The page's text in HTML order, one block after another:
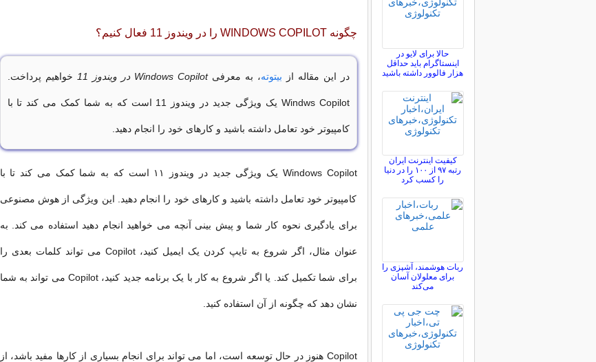
چگونه WINDOWS COPILOT را در ویندوز 11 فعال کنیم؟
در این مقاله از بیتوته، به معرفیWindows Copilot در ویندوز 11 خواهیم پرداخت.
Windws Copilot یک ویژگی جدید در ویندوز 11 است که به شما کمک می کند تا با
کامپیوتر خود تعامل داشته باشید و کارهای خود را انجام دهید.
Windows Copilot یک ویژگی جدید در ویندوز ۱۱ است که به شما کمک می کند تا با
کامپیوتر خود تعامل داشته باشید و کارهای خود را انجام دهید. این ویژگی از هوش مصنوعی
برای یادگیری نحوه کار شما و پیش بینی آنچه می خواهید انجام دهید استفاده می کند. به
عنوان مثال، اگر شروع به تایپ کردن یک ایمیل کنید، Copilot می تواند کلمات بعدی را
برای شما تکمیل کند. یا اگر شروع به کار با یک برنامه جدید کنید، Copilot می تواند به شما
نشان دهد که چگونه از آن استفاده کنید.
Copilot هنوز در حال توسعه است، اما می تواند برای انجام بسیاری از کارها مفید باشد، از
حالا برای لایو در
اینستاگرام باید حداقل
هزار فالوور داشته باشید
کیفیت اینترنت ایران
رتبه ۹۷ از ۱۰۰ را در دنیا
را کسب کرد
ربات هوشمند، آشپزی را
برای معلولان آسان
می‌کند